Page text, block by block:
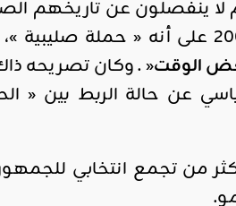
ينفصلون عن تاريخهم
الوقت« . وكان تصريحه
عن حالة الربط بين «
من تجمع انتخابي